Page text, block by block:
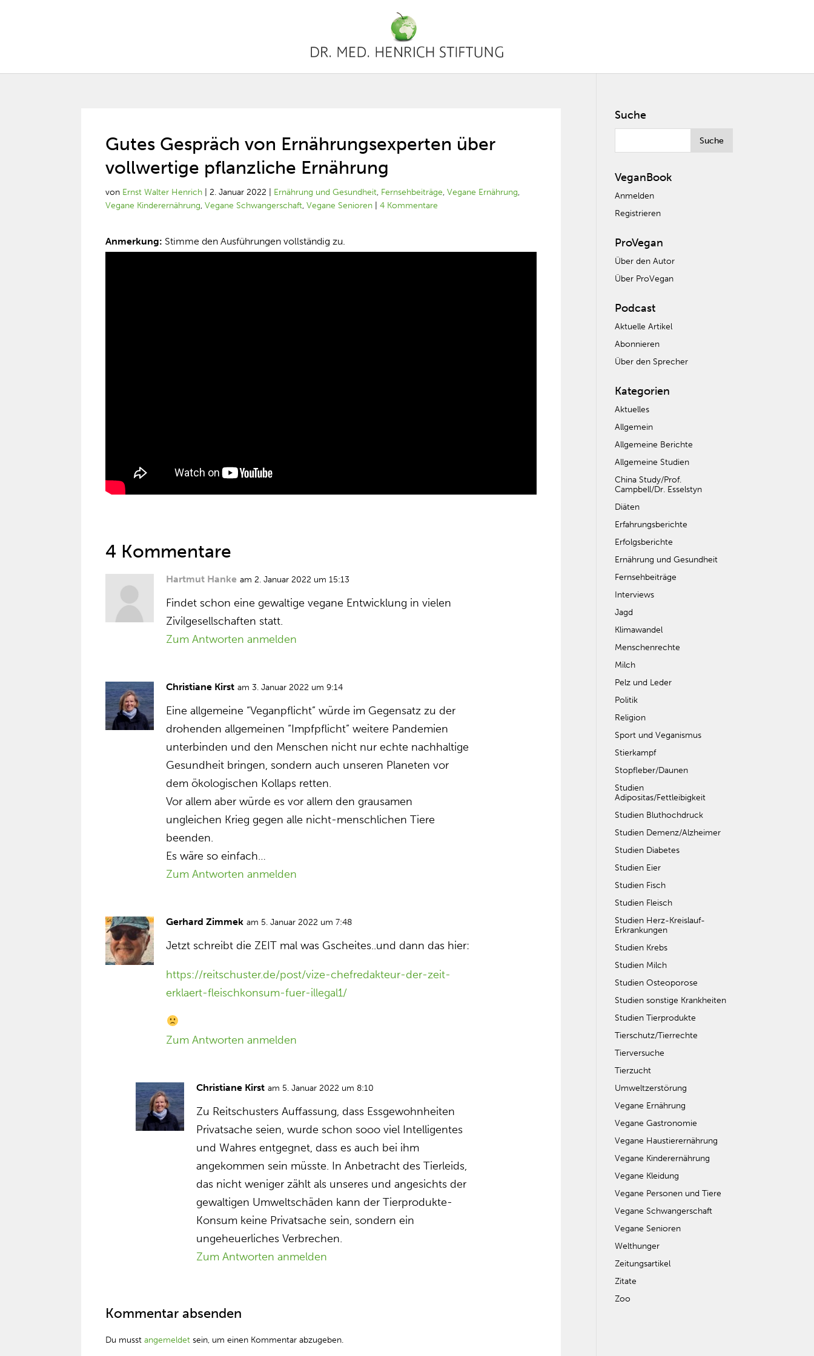
Gutes Gespräch von Ernährungsexperten über
vollwertige pflanzliche Ernährung
von Ernst Walter Henrich |2. Januar 2022 Ernährung und Gesundheit, Fernsehbeiträge,Vegane Ernährung,
Vegane Kinderernährung,Vegane Schwangerschaft,Vegane Senioren |4 Kommentare
Anmerkung: Stimme den Ausführungen vollständig zu.
4 Kommentare
Hartmut Hanke am 2. Januar 2022 um 15:13
Findet schon eine gewaltige vegane Entwicklung in vielen
Zivilgesellschaften statt.
Zum Antworten anmelden
Christiane Kirst am 3. Januar 2022 um 9:14
Eine allgemeine “Veganpflicht” würde im Gegensatz zu der
drohenden allgemeinen “Impfpflicht” weitere Pandemien
unterbinden und den Menschen nicht nur echte nachhaltige
Gesundheit bringen, sondern auch unseren Planeten vor
dem ökologischen Kollaps retten.
Vor allem aber würde es vor allem den grausamen
ungleichen Krieg gegen alle nicht-menschlichen Tiere
beenden.
Es wäre so einfach…
Zum Antworten anmelden
Gerhard Zimmek am 5. Januar 2022 um 7:48
Jetzt schreibt die ZEIT mal was Gscheites..und dann das hier:
https://reitschuster.de/post/vize-chefredakteur-der-zeit-
erklaert-fleischkonsum-fuer-illegal1/
Zum Antworten anmelden
Christiane Kirst am 5. Januar 2022 um 8:10
Zu Reitschusters Auffassung, dass Essgewohnheiten
Privatsache seien, wurde schon sooo viel Intelligentes
und Wahres entgegnet, dass es auch bei ihm
angekommen sein müsste. In Anbetracht des Tierleids,
das nicht weniger zählt als unseres und angesichts der
gewaltigen Umweltschäden kann der Tierprodukte-
Konsum keine Privatsache sein, sondern ein
ungeheuerliches Verbrechen.
Zum Antworten anmelden
Kommentar absenden
Du musstangemeldet sein, um einen Kommentar abzugeben.
Suche
VeganBook
Anmelden
Registrieren
ProVegan
Über den Autor
Über ProVegan
Podcast
Aktuelle Artikel
Abonnieren
Über den Sprecher
Kategorien
Aktuelles
Allgemein
Allgemeine Berichte
Allgemeine Studien
China Study/Prof.
Campbell/Dr. Esselstyn
Diäten
Erfahrungsberichte
Erfolgsberichte
Ernährung und Gesundheit
Fernsehbeiträge
Interviews
Jagd
Klimawandel
Menschenrechte
Milch
Pelz und Leder
Politik
Religion
Sport und Veganismus
Stierkampf
Stopfleber/Daunen
Studien
Adipositas/Fettleibigkeit
Studien Bluthochdruck
Studien Demenz/Alzheimer
Studien Diabetes
Studien Eier
Studien Fisch
Studien Fleisch
Studien Herz-Kreislauf-
Erkrankungen
Studien Krebs
Studien Milch
Studien Osteoporose
Studien sonstige Krankheiten
Studien Tierprodukte
Tierschutz/Tierrechte
Tierversuche
Tierzucht
Umweltzerstörung
Vegane Ernährung
Vegane Gastronomie
Vegane Haustierernährung
Vegane Kinderernährung
Vegane Kleidung
Vegane Personen und Tiere
Vegane Schwangerschaft
Vegane Senioren
Welthunger
Zeitungsartikel
Zitate
Zoo